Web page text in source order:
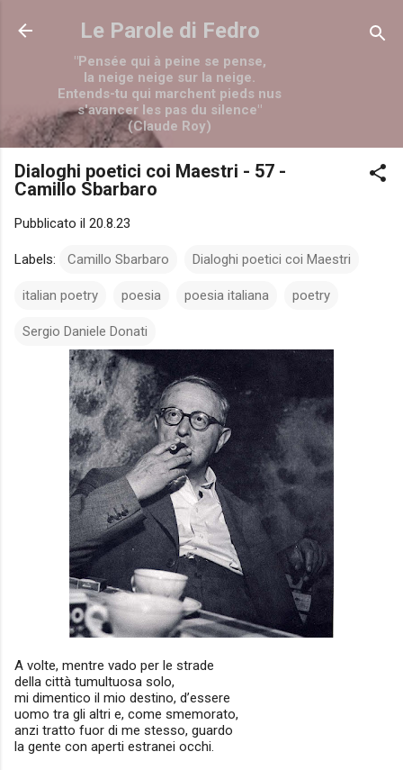
Passa ai contenuti principali
Le Parole di Fedro
"Pensée qui à peine se pense,
la neige neige sur la neige.
Entends-tu qui marchent pieds nus
s'avancer les pas du silence"
(Claude Roy)
Dialoghi poetici coi Maestri - 57 -
Camillo Sbarbaro
Pubblicato il 20.8.23
Labels: Camillo Sbarbaro Dialoghi poetici coi Maestri
italian poetry poesia poesia italiana poetry
Sergio Daniele Donati
A volte, mentre vado per le strade
della città tumultuosa solo,
mi dimentico il mio destino, d’essere
uomo tra gli altri e, come smemorato,
anzi tratto fuor di me stesso, guardo
la gente con aperti estranei occhi.